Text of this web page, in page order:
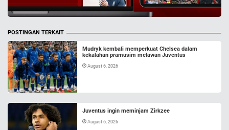
POSTINGAN TERKAIT
Mudryk kembali memperkuat Chelsea dalam
kekalahan pramusim melawan Juventus
August 6, 2026
Juventus ingin meminjam Zirkzee
August 6, 2026